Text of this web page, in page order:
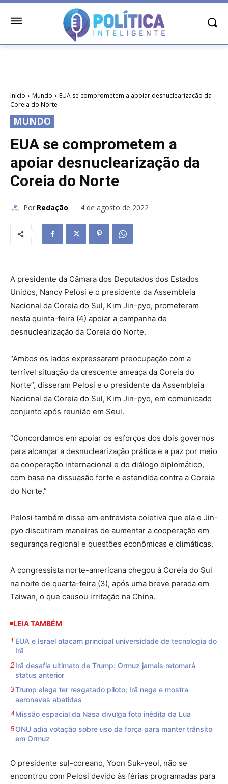
Início Mundo
EUA se comprometem a apoiar desnuclearização da
Coreia do Norte
MUNDO
EUA se comprometem a
apoiar desnuclearização da
Coreia do Norte
Por Redação 4 de agosto de 2022
A presidente da Câmara dos Deputados dos Estados
Unidos, Nancy Pelosi e o presidente da Assembleia
Nacional da Coreia do Sul, Kim Jin-pyo, prometeram
nesta quinta-feira (4) apoiar a campanha de
desnuclearização da Coreia do Norte.
“Ambos os lados expressaram preocupação com a
terrível situação da crescente ameaça da Coreia do
Norte”, disseram Pelosi e o presidente da Assembleia
Nacional da Coreia do Sul, Kim Jin-pyo, em comunicado
conjunto após reunião em Seul.
“Concordamos em apoiar os esforços dos dois governos
para alcançar a desnuclearização prática e a paz por meio
da cooperação internacional e do diálogo diplomático,
com base na dissuasão forte e estendida contra a Coreia
do Norte.”
Pelosi também disse em entrevista coletiva que ela e Jin-
pyo discutiram maneiras de aumentar a cooperação em
segurança regional e questões econômicas e climáticas.
A congressista norte-americana chegou à Coreia do Sul
na noite de quarta-feira (3), após uma breve parada em
Taiwan, o que causou irritação na China.
LEIA TAMBÉM
EUA e Israel atacam principal universidade de tecnologia do
Irã
Irã desafia ultimato de Trump: Ormuz jamais retomará
status anterior
Trump alega ter resgatado piloto; Irã nega e mostra
aeronaves abatidas
Missão espacial da Nasa divulga foto inédita da Lua
ONU adia votação sobre uso da força para manter trânsito
em Ormuz
O presidente sul-coreano, Yoon Suk-yeol, não se
encontrou com Pelosi devido às férias programadas para